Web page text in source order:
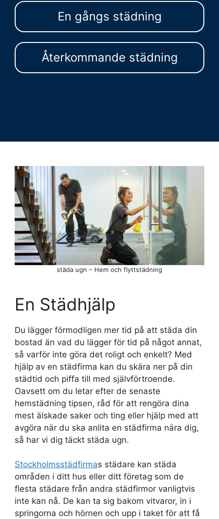
En gångs städning
Återkommande städning
En Städhjälp
Du lägger förmodligen mer tid på att städa din
bostad än vad du lägger för tid på något annat,
så varför inte göra det roligt och enkelt? Med
hjälp av en städfirma kan du skära ner på din
städtid och piffa till med självförtroende.
Oavsett om du letar efter de senaste
hemstädning tipsen, råd för att rengöra dina
mest älskade saker och ting eller hjälp med att
avgöra när du ska anlita en städfirma nära dig,
så har vi dig täckt städa ugn.
Stockholmsstädfirmas städare kan städa
områden i ditt hus eller ditt företag som de
flesta städare från andra städfirmor vanligtvis
inte kan nå. De kan ta sig bakom vitvaror, in i
springorna och hörnen och upp i taket för att få
städa ugn – Hem och flyttstädning